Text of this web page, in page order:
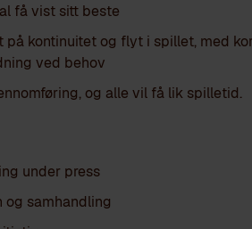
få vist sitt beste
på kontinuitet og flyt i spillet, med
ved behov
og alle vil få lik spilletid.
under press
og samhandling